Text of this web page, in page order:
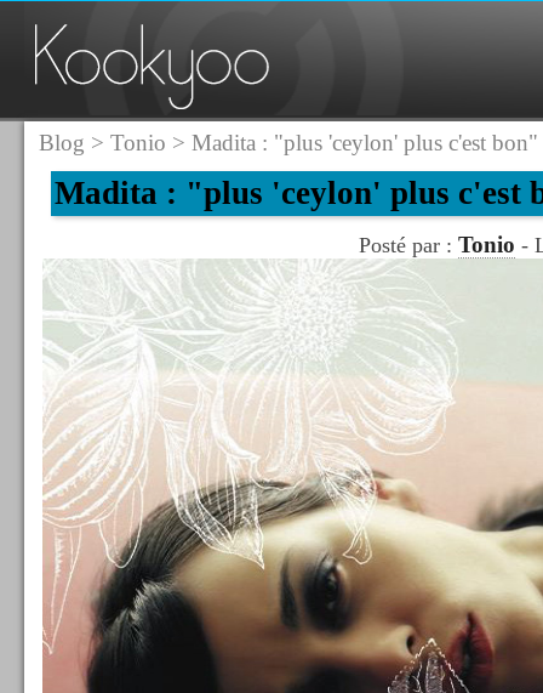
Blog > Tonio > Madita : "plus 'ceylon' plus c'est bon"
Madita : "plus 'ceylon' plus c'est
Posté par : Tonio -